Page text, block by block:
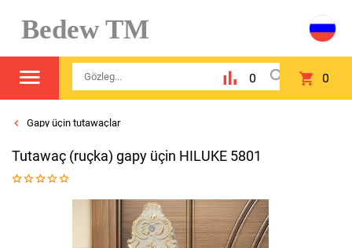
Bedew TM
0 0
Gapy üçin tutawaçlar
Tutawaç (ruçka) gapy üçin HILUKE 5801